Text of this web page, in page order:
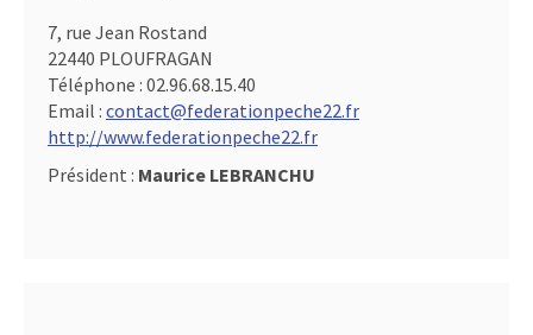
7, rue Jean Rostand
22440 PLOUFRAGAN
Téléphone : 02.96.68.15.40
Email : contact@federationpeche22.fr
http://www.federationpeche22.fr
Président : Maurice LEBRANCHU